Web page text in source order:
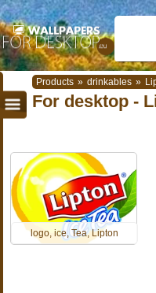
Products » drinkables »
For desktop -
logo, ice, Tea, Lipton